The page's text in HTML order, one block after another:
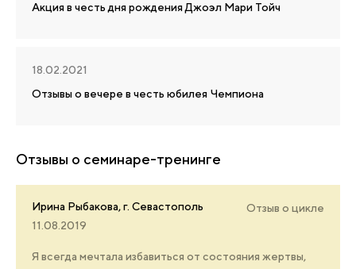
Акция в честь дня рождения Джоэл Мари Тойч
18.02.2021
Отзывы о вечере в честь юбилея Чемпиона
Отзывы о семинаре-тренинге
Ирина Рыбакова, г. Севастополь
11.08.2019
Отзыв о цикле
Я всегда мечтала избавиться от состояния жертвы,